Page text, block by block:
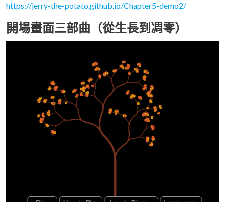
https://jerry-the-potato.github.io/Chapter5-demo2/
開場畫面三部曲（從生長到凋零）